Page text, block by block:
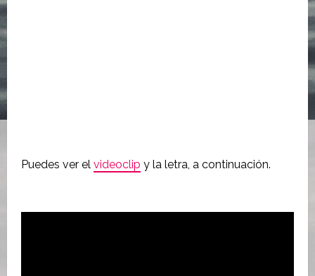
Puedes ver el videoclip y la letra, a continuación.